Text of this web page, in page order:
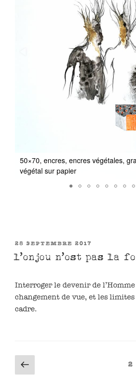
50×70, encres, encres végétales,
végétal sur papier
PUBLIÉ
LE
28 SEPTEMBRE 2017
l’enjeu n’est pas la
Interroger le devenir de
changement de vue, et les
cadre.
Pagination
des
Page
précédente
Page2